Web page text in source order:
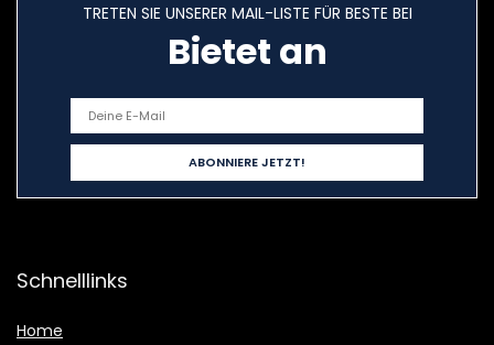
TRETEN SIE UNSERER MAIL-LISTE FÜR BESTE BEI
Bietet an
Schnelllinks
Home